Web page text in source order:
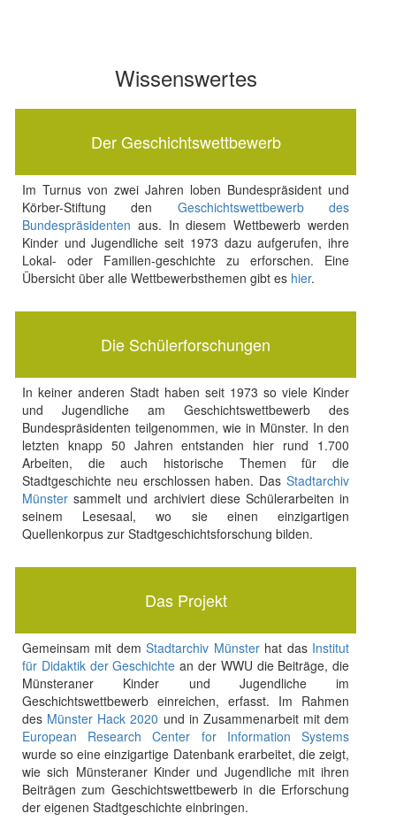
Wissenswertes
Der Geschichtswettbewerb
Im Turnus von zwei Jahren loben Bundespräsident und
Körber-Stiftung den Geschichtswettbewerb des
Bundespräsidenten aus. In diesem Wettbewerb werden
Kinder und Jugendliche seit 1973 dazu aufgerufen, ihre
Lokal- oder Familien-geschichte zu erforschen. Eine
Übersicht über alle Wettbewerbsthemen gibt es hier.
Die Schülerforschungen
In keiner anderen Stadt haben seit 1973 so viele Kinder
und Jugendliche am Geschichtswettbewerb des
Bundespräsidenten teilgenommen, wie in Münster. In den
letzten knapp 50 Jahren entstanden hier rund 1.700
Arbeiten, die auch historische Themen für die
Stadtgeschichte neu erschlossen haben. DasStadtarchiv
Münstersammelt und archiviert diese Schülerarbeiten in
seinem Lesesaal, wo sie einen einzigartigen
Quellenkorpus zur Stadtgeschichtsforschung bilden.
Das Projekt
Gemeinsam mit demStadtarchiv Münsterhat das Institut
für Didaktik der Geschichte an der WWU die Beiträge, die
Münsteraner Kinder und Jugendliche im
Geschichtswettbewerb einreichen, erfasst. Im Rahmen
des Münster Hack 2020 und in Zusammenarbeit mit dem
European Research Center for Information Systems
wurde so eine einzigartige Datenbank erarbeitet, die zeigt,
wie sich Münsteraner Kinder und Jugendliche mit ihren
Beiträgen zum Geschichtswettbewerb in die Erforschung
der eigenen Stadtgeschichte einbringen.